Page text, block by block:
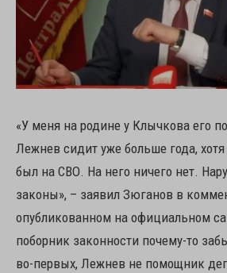
«У меня на родине у Клычкова его
Лежнев сидит уже больше года, хотя
был на СВО. На него ничего нет.
законы», – заявил Зюганов в
опубликованном на официальном
поборник законности почему-то
во-первых, Лежнев не помощник